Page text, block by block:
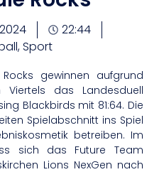
22:44
,Sport
gewinnen aufgrund
das Landesduell
Blackbirds mit 81:64. Die
Spielabschnitt ins Spiel
betreiben. Im
sich das Future Team
Lions NexGen nach